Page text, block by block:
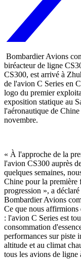
Bombardier Avions
biréacteur de ligne
CS300, est arrivé à
de l'avion C Series en
logo du premier
exposition statique au
l'aéronautique de
novembre.
« À l'approche de la
l'avion CS300 auprès
quelques semaines,
Chine pour la première
progression », a
Bombardier Avions
Ce que nous affirmions
: l'avion C Series est
consommation
performances sur piste
altitude et au climat
tous les avions de ligne